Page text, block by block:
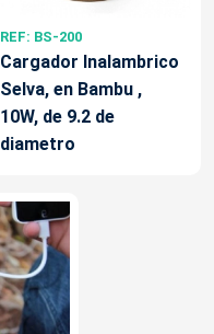
REF: BS-200
Cargador Inalambrico
Selva, en Bambu ,
10W, de 9.2 de
diametro